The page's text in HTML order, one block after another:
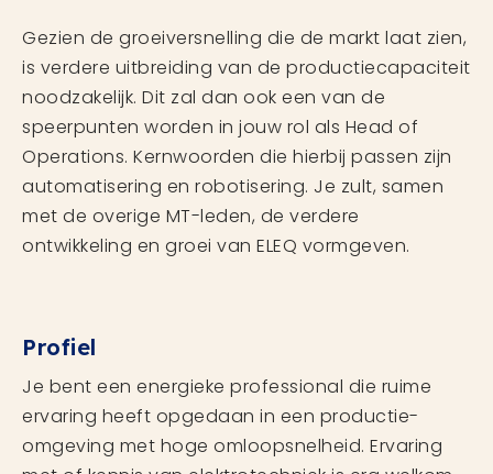
Gezien de groeiversnelling die de markt laat zien,
is verdere uitbreiding van de productiecapaciteit
noodzakelijk. Dit zal dan ook een van de
speerpunten worden in jouw rol als Head of
Operations. Kernwoorden die hierbij passen zijn
automatisering en robotisering. Je zult, samen
met de overige MT-leden, de verdere
ontwikkeling en groei van ELEQ vormgeven.
Profiel
Je bent een energieke professional die ruime
ervaring heeft opgedaan in een productie-
omgeving met hoge omloopsnelheid. Ervaring